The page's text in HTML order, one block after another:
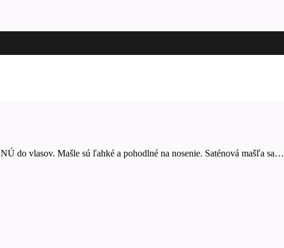
do vlasov. Mašle sú ľahké a pohodlné na nosenie. Saténová mašľa sa…